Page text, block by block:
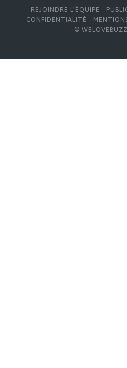
REJOINDRE L'ÉQUIPE -
CONFIDENTIALITÉ -
©